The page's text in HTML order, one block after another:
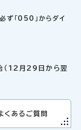
「050」からダイ
（12月29日から翌
くあるご質問